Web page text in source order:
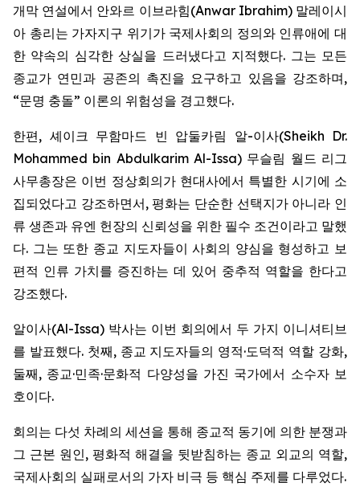
개막 연설에서 안와르 이브라힘(Anwar Ibrahim) 말레이시
아 총리는 가자지구 위기가 국제사회의 정의와 인류애에 대
한 약속의 심각한 상실을 드러냈다고 지적했다. 그는 모든
종교가 연민과 공존의 촉진을 요구하고 있음을 강조하며,
“문명 충돌” 이론의 위험성을 경고했다.
한편, 셰이크 무함마드 빈 압둘카림 알-이사(Sheikh Dr.
Mohammed bin Abdulkarim Al-Issa) 무슬림 월드 리그
사무총장은 이번 정상회의가 현대사에서 특별한 시기에 소
집되었다고 강조하면서, 평화는 단순한 선택지가 아니라 인
류 생존과 유엔 헌장의 신뢰성을 위한 필수 조건이라고 말했
다. 그는 또한 종교 지도자들이 사회의 양심을 형성하고 보
편적 인류 가치를 증진하는 데 있어 중추적 역할을 한다고
강조했다.
알이사(Al-Issa) 박사는 이번 회의에서 두 가지 이니셔티브
를 발표했다. 첫째, 종교 지도자들의 영적·도덕적 역할 강화,
둘째, 종교·민족·문화적 다양성을 가진 국가에서 소수자 보
호이다.
회의는 다섯 차례의 세션을 통해 종교적 동기에 의한 분쟁과
그 근본 원인, 평화적 해결을 뒷받침하는 종교 외교의 역할,
국제사회의 실패로서의 가자 비극 등 핵심 주제를 다루었다.